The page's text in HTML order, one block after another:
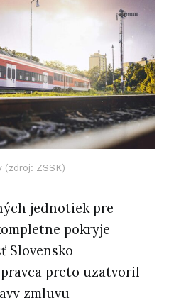
(zdroj: ZSSK)
jednotiek pre
pokryje
Slovensko
preto uzatvoril
zmluvu